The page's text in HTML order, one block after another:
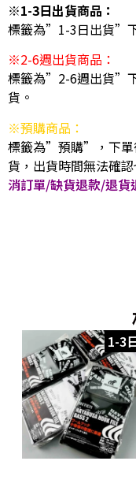
※1-3日出貨商品：
標籤為”1-3日出貨”
※2-6週出貨商品：
標籤為”2-6週出貨”
貨。
※預購商品：
標籤為”預購”，下單
貨，出貨時間無法確
消訂單/缺貨退款/退貨
1-3